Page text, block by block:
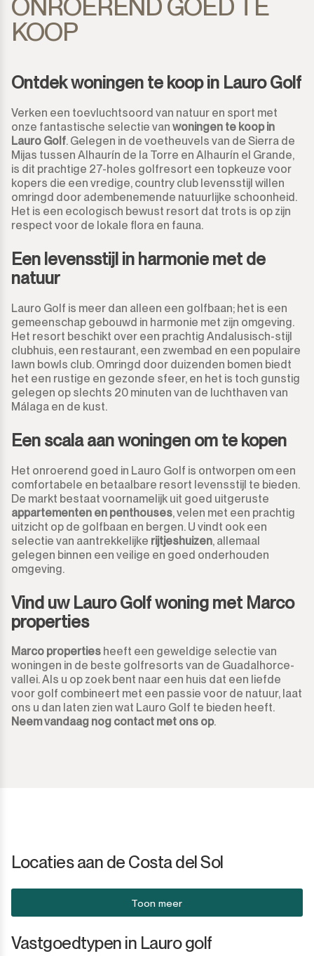
Monda
Pueblo Nuevo de Guadiaro
Puerto Banús
Punta Chullera
Ronda
San Diego
San Luis de Sabinillas
San Martín de Tesorillo
San Pedro de Alcántara
San Roque
San Roque Club
Selwo
Sotogrande
Sotogrande Alto
Sotogrande Costa
Sotogrande Puerto
Torreguadiaro
Nachtclub
Zaak
Aanlegplaats
Kiosk
Kappers
Aparthotel
Anders
ONROEREND GOED TE
KOOP
Ontdek woningen te koop in Lauro Golf
Verken een toevluchtsoord van natuur en sport met
onze fantastische selectie van woningen te koop in
Lauro Golf. Gelegen in de voetheuvels van de Sierra de
Mijas tussen Alhaurín de la Torre en Alhaurín el Grande,
is dit prachtige 27-holes golfresort een topkeuze voor
kopers die een vredige, country club levensstijl willen
omringd door adembenemende natuurlijke schoonheid.
Het is een ecologisch bewust resort dat trots is op zijn
respect voor de lokale flora en fauna.
Een levensstijl in harmonie met de
natuur
Lauro Golf is meer dan alleen een golfbaan; het is een
gemeenschap gebouwd in harmonie met zijn omgeving.
Het resort beschikt over een prachtig Andalusisch-stijl
clubhuis, een restaurant, een zwembad en een populaire
lawn bowls club. Omringd door duizenden bomen biedt
het een rustige en gezonde sfeer, en het is toch gunstig
gelegen op slechts 20 minuten van de luchthaven van
Málaga en de kust.
Een scala aan woningen om te kopen
Het onroerend goed in Lauro Golf is ontworpen om een
comfortabele en betaalbare resort levensstijl te bieden.
De markt bestaat voornamelijk uit goed uitgeruste
appartementen en penthouses, velen met een prachtig
uitzicht op de golfbaan en bergen. U vindt ook een
selectie van aantrekkelijke rijtjeshuizen, allemaal
gelegen binnen een veilige en goed onderhouden
omgeving.
Vind uw Lauro Golf woning met Marco
properties
Marco properties heeft een geweldige selectie van
woningen in de beste golfresorts van de Guadalhorce-
vallei. Als u op zoek bent naar een huis dat een liefde
voor golf combineert met een passie voor de natuur, laat
ons u dan laten zien wat Lauro Golf te bieden heeft.
Neem vandaag nog contact met ons op.
Locaties aan de Costa del Sol
Toon meer
Vastgoedtypen in Lauro golf